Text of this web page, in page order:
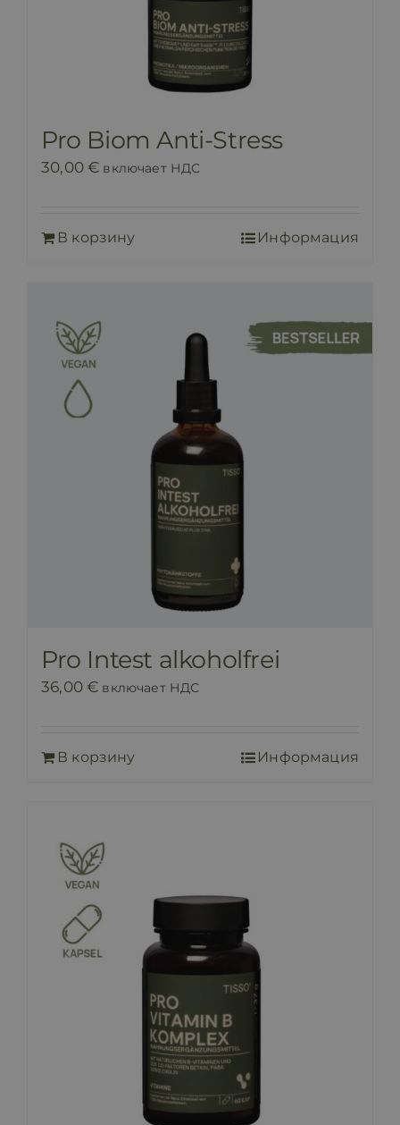
Pro Biom Anti-Stress
30,00€ включает НДС
В корзину Информация
Pro Intest alkoholfrei
36,00€ включает НДС
В корзину Информация